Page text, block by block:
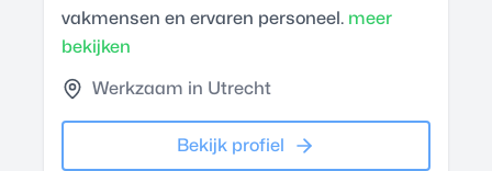
vakmensen en ervaren personeel. meer
bekijken
Werkzaam in Utrecht
Bekijk profiel